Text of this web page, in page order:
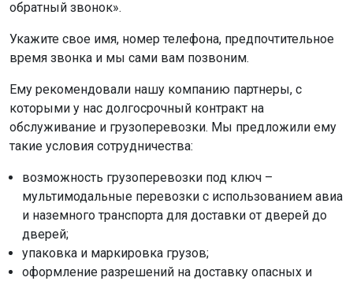
обратный звонок».
Укажите свое имя, номер телефона, предпочтительное
время звонка и мы сами вам позвоним.
Ему рекомендовали нашу компанию партнеры, с
которыми у нас долгосрочный контракт на
обслуживание и грузоперевозки. Мы предложили ему
такие условия сотрудничества:
возможность грузоперевозки под ключ –
мультимодальные перевозки с использованием авиа
и наземного транспорта для доставки от дверей до
дверей;
упаковка и маркировка грузов;
оформление разрешений на доставку опасных и